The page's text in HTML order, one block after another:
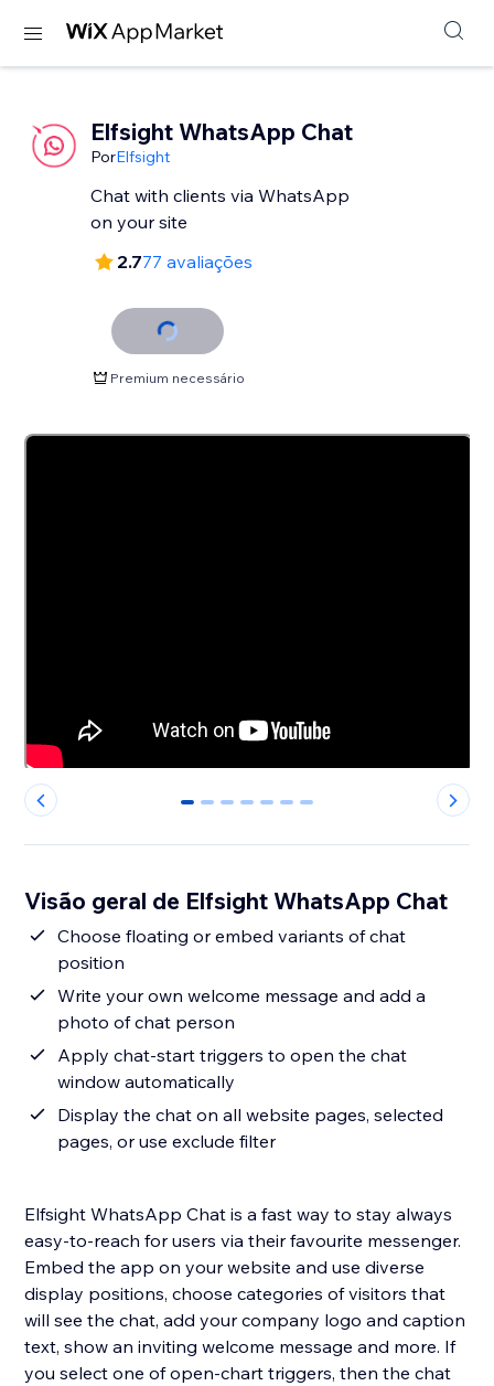
Elfsight WhatsApp Chat
PorElfsight
Chat with clients via WhatsApp
2.777 avaliações
Premium necessário
0 1 2 3 4 5 6
Visão geral de Elfsight WhatsApp Chat
Сhoose floating or embed variants of chat
position
Write your own welcome message and add a
photo of chat person
Apply chat-start triggers to open the chat
window automatically
Display the chat on all website pages, selected
pages, or use exclude filter
Elfsight WhatsApp Chat is a fast way to stay always
easy-to-reach for users via their favourite messenger.
Embed the app on your website and use diverse
display positions, choose categories of visitors that
will see the chat, add your company logo and caption
text, show an inviting welcome message and more. If
you select one of open-chart triggers, then the chat